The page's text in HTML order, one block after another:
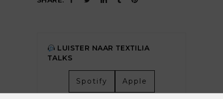
LUISTER NAAR TEXTILIA
TALKS
Spotify Apple